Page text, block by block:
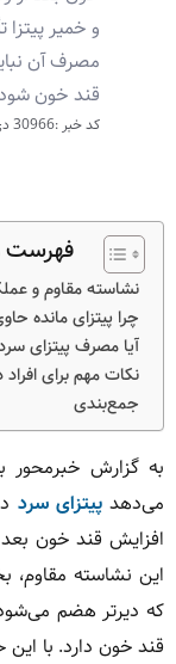
و خمیر
مصرف آن
قند خون
کد خبر :30966 دی
فهرست
نشاسته مقاوم و
چرا پیتزای مانده
آیا مصرف پیتزای
نکات مهم برای افراد
جمع‌بندی
به گزارش خبرمحور
می‌دهدپیتزای سرد
افزایش قند خون
این نشاسته مقاوم،
که دیرتر هضم
قند خون دارد. با این